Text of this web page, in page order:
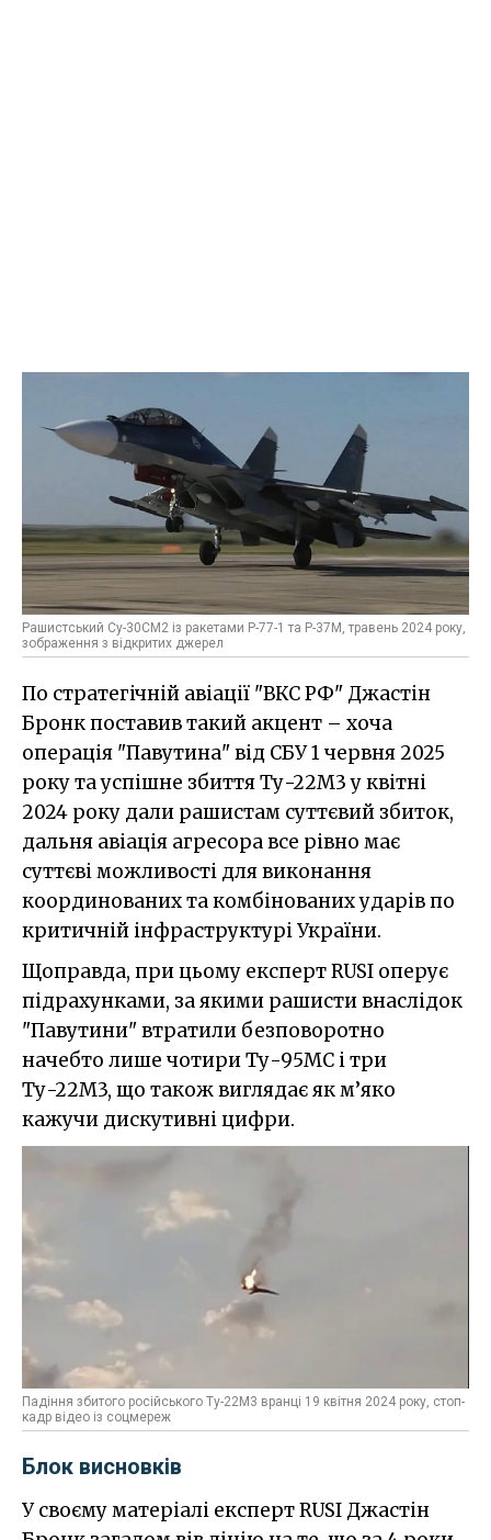
Рашистський Су-30СМ2 із ракетами Р-77-1 та Р-37М, травень 2024 року,
зображення з відкритих джерел
По стратегічній авіації "ВКС РФ" Джастін
Бронк поставив такий акцент – хоча
операція "Павутина" від СБУ 1 червня 2025
року та успішне збиття Ту-22М3 у квітні
2024 року дали рашистам суттєвий збиток,
дальня авіація агресора все рівно має
суттєві можливості для виконання
координованих та комбінованих ударів по
критичній інфраструктурі України.
Щоправда, при цьому експерт RUSI оперує
підрахунками, за якими рашисти внаслідок
"Павутини" втратили безповоротно
начебто лише чотири Ту-95МС і три
Ту-22М3, що також виглядає як м’яко
кажучи дискутивні цифри.
Падіння збитого російського Ту-22М3 вранці 19 квітня 2024 року, стоп-
кадр відео із соцмереж
Блок висновків
У своєму матеріалі експерт RUSI Джастін